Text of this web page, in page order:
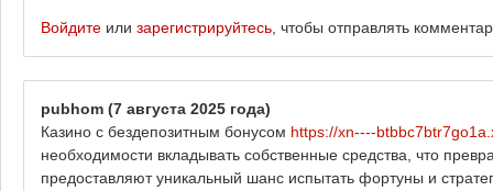
Войдите или зарегистрируйтесь , чтобы отправлять
pubhom (7 августа 2025 года)
Казино с бездепозитным бонусом https://xn----
необходимости вкладывать собственные средства, что
предоставляют уникальный шанс испытать фортуны и